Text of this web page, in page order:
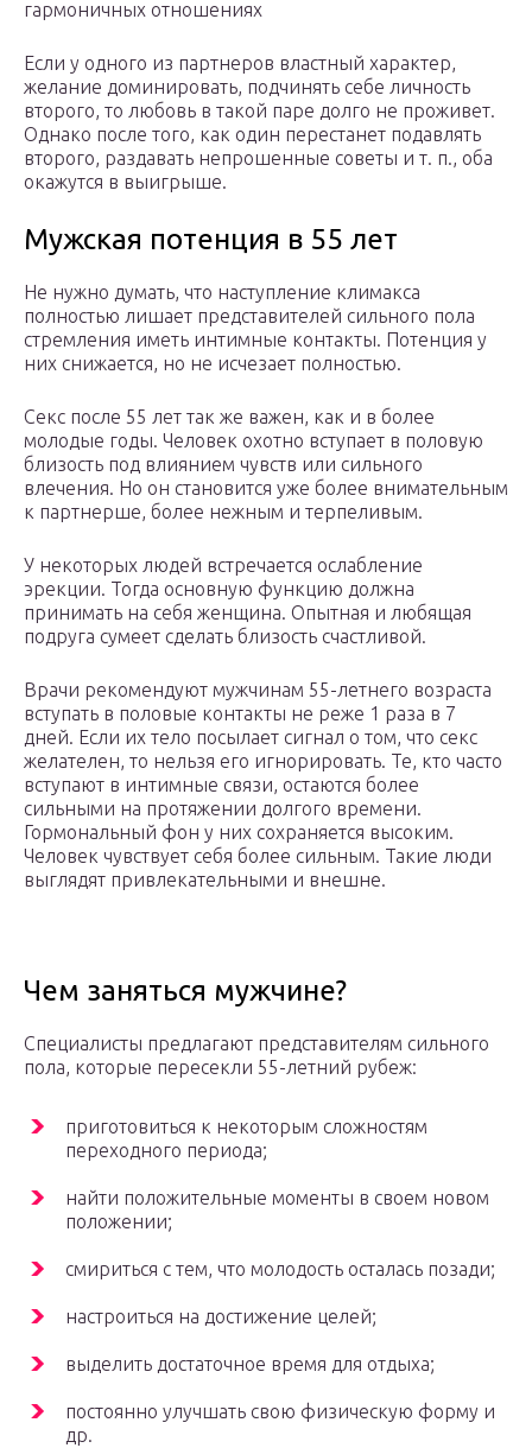
гармоничных отношениях
Если у одного из партнеров властный характер,
желание доминировать, подчинять себе личность
второго, то любовь в такой паре долго не проживет.
Однако после того, как один перестанет подавлять
второго, раздавать непрошенные советы и т. п., оба
окажутся в выигрыше.
Мужская потенция в 55 лет
Не нужно думать, что наступление климакса
полностью лишает представителей сильного пола
стремления иметь интимные контакты. Потенция у
них снижается, но не исчезает полностью.
Секс после 55 лет так же важен, как и в более
молодые годы. Человек охотно вступает в половую
близость под влиянием чувств или сильного
влечения. Но он становится уже более внимательным
к партнерше, более нежным и терпеливым.
У некоторых людей встречается ослабление
эрекции. Тогда основную функцию должна
принимать на себя женщина. Опытная и любящая
подруга сумеет сделать близость счастливой.
Врачи рекомендуют мужчинам 55-летнего возраста
вступать в половые контакты не реже 1 раза в 7
дней. Если их тело посылает сигнал о том, что секс
желателен, то нельзя его игнорировать. Те, кто часто
вступают в интимные связи, остаются более
сильными на протяжении долгого времени.
Гормональный фон у них сохраняется высоким.
Человек чувствует себя более сильным. Такие люди
выглядят привлекательными и внешне.
Чем заняться мужчине?
Специалисты предлагают представителям сильного
пола, которые пересекли 55-летний рубеж:
приготовиться к некоторым сложностям
переходного периода;
найти положительные моменты в своем новом
положении;
смириться с тем, что молодость осталась позади;
настроиться на достижение целей;
выделить достаточное время для отдыха;
постоянно улучшать свою физическую форму и
др.